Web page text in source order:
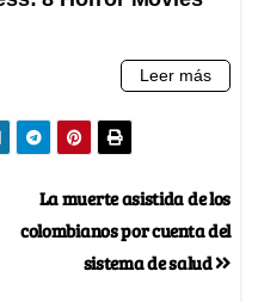
La muerte asistida de los
colombianos por cuenta del
sistema de salud